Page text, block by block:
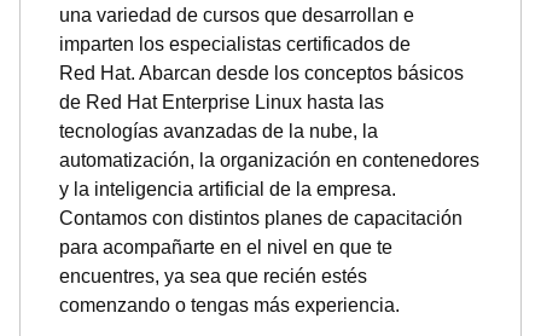
una variedad de cursos que desarrollan e
imparten los especialistas certificados de
Red Hat. Abarcan desde los conceptos básicos
de Red Hat Enterprise Linux hasta las
tecnologías avanzadas de la nube, la
automatización, la organización en contenedores
y la inteligencia artificial de la empresa.
Contamos con distintos planes de capacitación
para acompañarte en el nivel en que te
encuentres, ya sea que recién estés
comenzando o tengas más experiencia.